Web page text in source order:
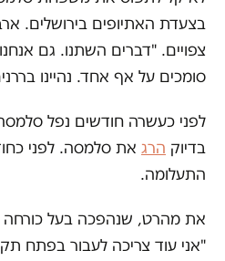
בצעדת האתיופים בירושלים.
צפויים. "דברים השתנו. גם
סומכים על אף אחד. נהיינו
לפני כעשרה חודשים נפל
בדיוק הרג את סלמסה. לפני
התעלומה.
את מהרט, שנהפכה בעל כורחה
"אני עוד צריכה לעבור בפתח